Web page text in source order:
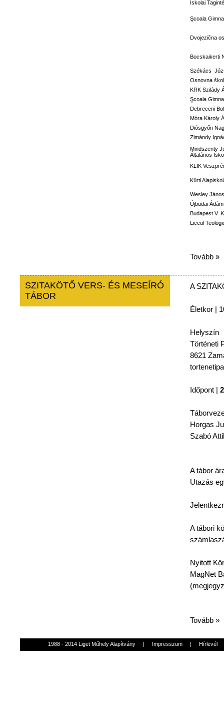
Iskolai
Şcoala
Dvojezična
Bocskaikerti
Székács
Osnovna
KRK Szilády
Şcoala
Debreceni
Móra Károly
Diósgyőri
Zimándy
Mindszenty
Általános
KLIK
Kürti
Wesley
Újbudai
Budapest V.
Liceul
Tovább »
SZITAKÖTŐ VERS- ÉS MESEÍRÓ
TÁBOR
A
Életkor |
Helyszín
Történeti
8621
Időpont |
Horgas
Szabó
Atábor
Utazás
Atábori
Nyitott Kör
MagNet
(
Tovább »
1988 - 2014 Liget Műhely Alapítvány | Impresszum | Hírlevél